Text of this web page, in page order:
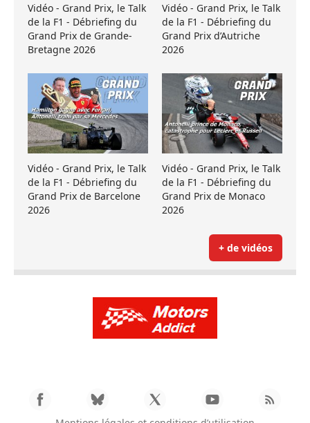
Vidéo - Grand Prix, le Talk
de la F1 - Débriefing du
Grand Prix de Grande-
Bretagne 2026
Vidéo - Grand Prix, le Talk
de la F1 - Débriefing du
Grand Prix d’Autriche
2026
Vidéo - Grand Prix, le Talk
de la F1 - Débriefing du
Grand Prix de Barcelone
2026
Vidéo - Grand Prix, le Talk
de la F1 - Débriefing du
Grand Prix de Monaco
2026
+ de vidéos